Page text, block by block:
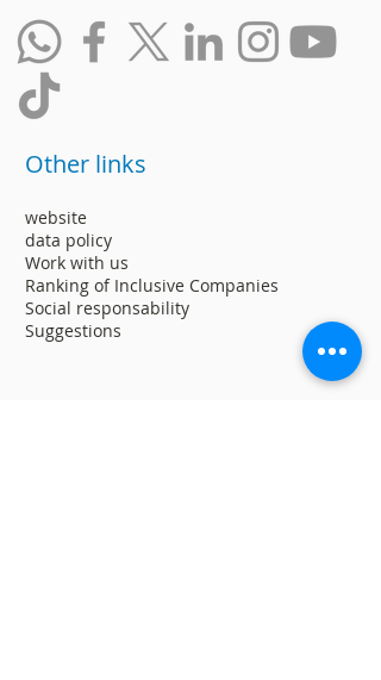
Other links
website
data policy
Work with us
Ranking of Inclusive Companies
Social responsability
Suggestions